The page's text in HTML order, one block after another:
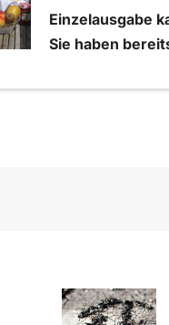
Einzelausgabe
Sie haben